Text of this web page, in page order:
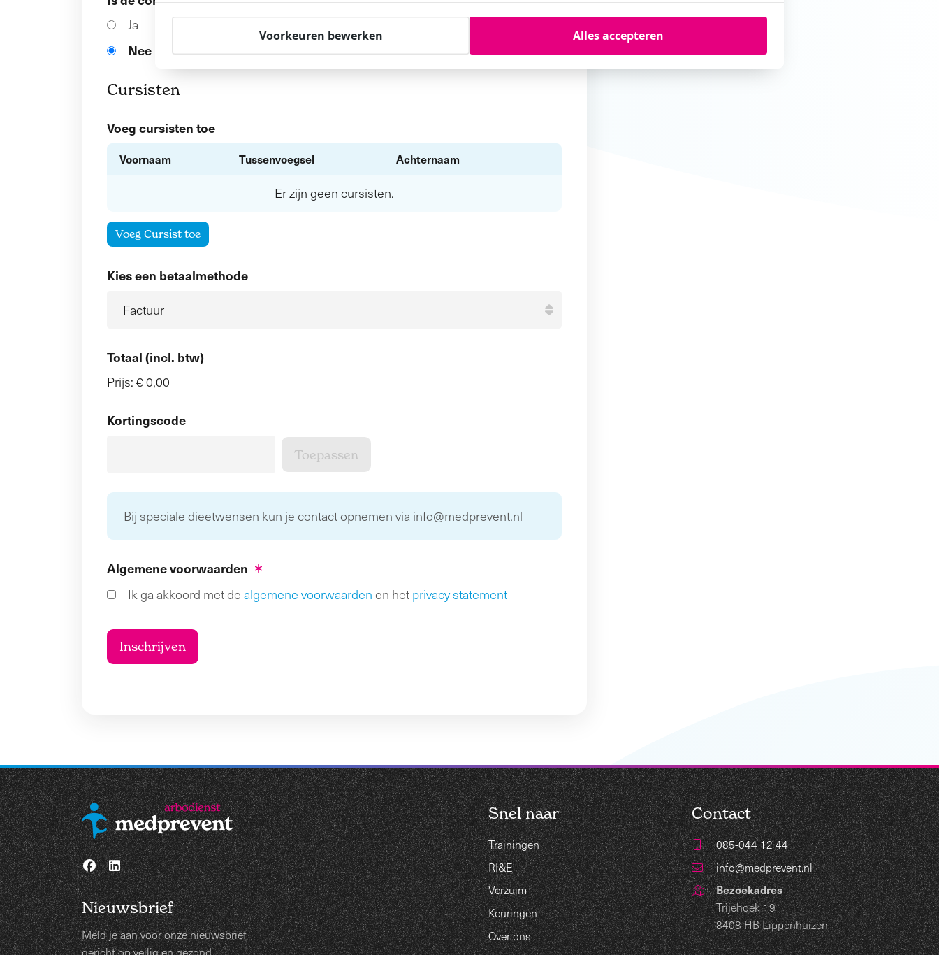
Ja
Nee
Cursisten
Voeg cursisten toe
Voornaam Tussenvoegsel Achternaam
Er zijn geen cursisten.
Voeg Cursist toe
Kies een betaalmethode
Totaal (incl. btw)
Prijs: € 0,00
Kortingscode
Bij speciale dieetwensen kun je contact opnemen via info@medprevent.nl
Algemene voorwaarden
Ik ga akkoord met de algemene voorwaarden en het privacy statement
Nieuwsbrief
Meld je aan voor onze nieuwsbrief
gericht op veilig en gezond
Snel naar
Trainingen
RI&E
Verzuim
Keuringen
Over ons
Contact
085-044 12 44
info@medprevent.nl
Bezoekadres
Trijehoek 19
8408 HB Lippenhuizen
Voorkeuren bewerken Alles accepteren